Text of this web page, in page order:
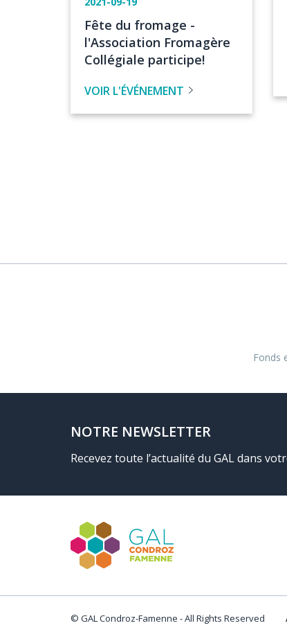
de
l'événement
Titre
de
l'évenement
Fête du fromage -
l'Association Fromagère
Collégiale participe!
VOIR L'ÉVÉNEMENT
Fonds
NOTRE NEWSLETTER
Recevez toute l’actualité du GAL dans
© GAL Condroz-Famenne - All Rights Reserved